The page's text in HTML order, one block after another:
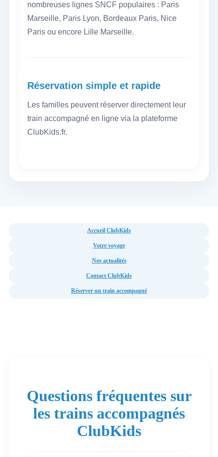
nombreuses lignes SNCF populaires : Paris
Marseille, Paris Lyon, Bordeaux Paris, Nice
Paris ou encore Lille Marseille.
Réservation simple et rapide
Les familles peuvent réserver directement leur
train accompagné en ligne via la plateforme
ClubKids.fr.
Accueil ClubKids
Votre voyage
Nos actualités
Contact ClubKids
Réserver un train accompagné
Questions fréquentes sur
les trains accompagnés
ClubKids